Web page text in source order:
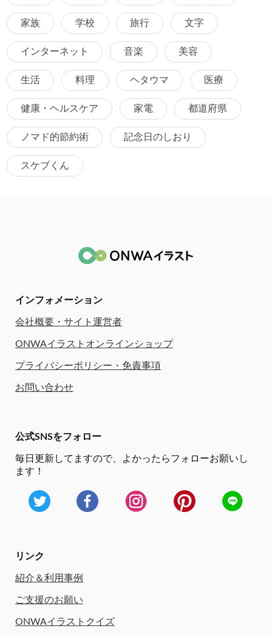
家族 学校 旅行 文字
インターネット 音楽 美容
生活 料理 ヘタウマ 医療
健康・ヘルスケア 家電 都道府県
ノマド的節約術 記念日のしおり
スケブくん
インフォメーション
会社概要・サイト運営者
ONWAイラストオンラインショップ
プライバシーポリシー・免責事項
お問い合わせ
公式SNSをフォロー
毎日更新してますので、
よかったらフォローお願いし
ます！
リンク
紹介＆利用事例
ご支援のお願い
ONWAイラストクイズ